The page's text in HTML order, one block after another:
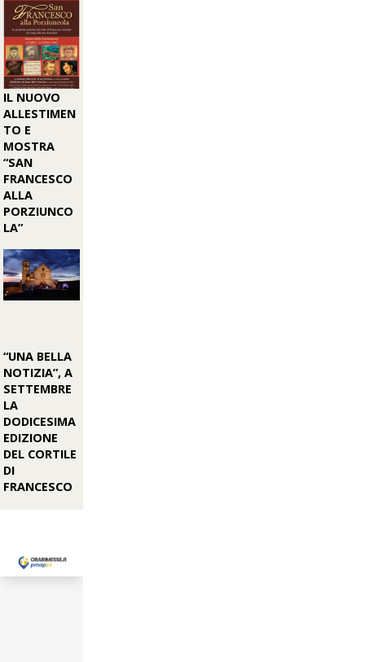
IL NUOVO
ALLESTIMEN
TO E
MOSTRA
“SAN
FRANCESCO
ALLA
PORZIUNCO
LA”
“UNA BELLA
NOTIZIA”, A
SETTEMBRE
LA
DODICESIMA
EDIZIONE
DEL CORTILE
DI
FRANCESCO